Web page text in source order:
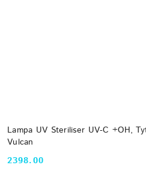
Lampa UV Steriliser UV-C +OH,
Vulcan
Cena:
2398.00